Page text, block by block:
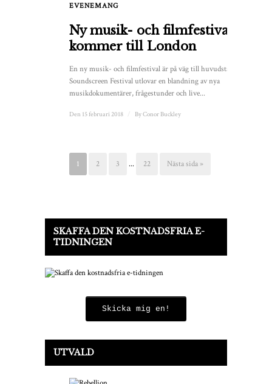
EVENEMANG
Ny musik- och filmfestival
kommer till London
En ny musik- och filmfestival är på väg till huvudstaden.
Soundscreen Festival utlovar en blandning av nya
musikdokumentärer, frågestunder och live...
Den 15 februari 2018 ByConor Buckley
1 2 3 ... 22 Nästa sida »
SKAFFA DEN KOSTNADSFRIA E-
TIDNINGEN
Skicka mig en!
UTVALD